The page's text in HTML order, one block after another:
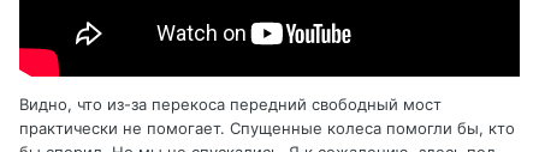
Видно, что из-за перекоса передний свободный мост
практически не помогает. Спущенные колеса помогли бы, кто